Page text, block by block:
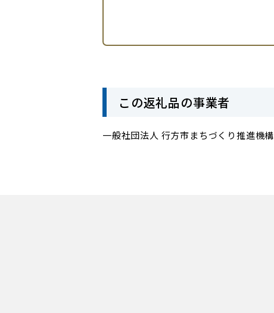
この返礼品の事業者
一般社団法人 行方市まちづくり推進機構